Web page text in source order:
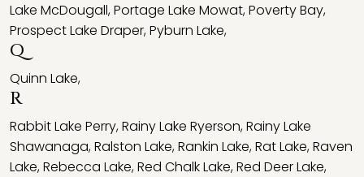
Lake McDougall,Portage Lake Mowat,Poverty Bay,
Prospect Lake Draper,Pyburn Lake,
Q
Quinn Lake,
R
Rabbit Lake Perry,Rainy Lake Ryerson,Rainy Lake
Shawanaga,Ralston Lake,Rankin Lake,Rat Lake,Raven
Lake,Rebecca Lake,Red Chalk Lake,Red Deer Lake,